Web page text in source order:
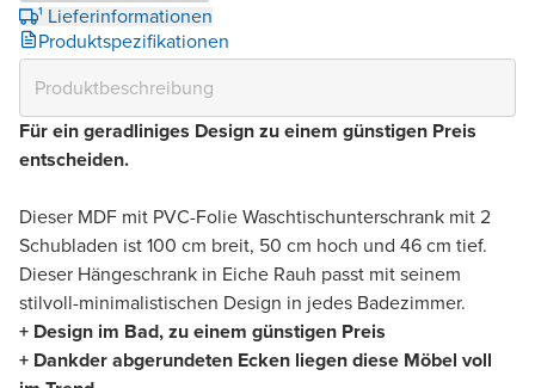
¹ Lieferinformationen
Produktspezifikationen
Für ein geradliniges Design zu einem günstigen Preis
entscheiden.
Dieser MDF mit PVC-Folie Waschtischunterschrank mit 2
Schubladen ist 100 cm breit, 50 cm hoch und 46 cm tief.
Dieser Hängeschrank in Eiche Rauh passt mit seinem
stilvoll-minimalistischen Design in jedes Badezimmer.
+ Design im Bad, zu einem günstigen Preis
+ Dankder abgerundeten Ecken liegen diese Möbel voll